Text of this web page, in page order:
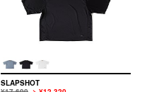
SLAPSHOT